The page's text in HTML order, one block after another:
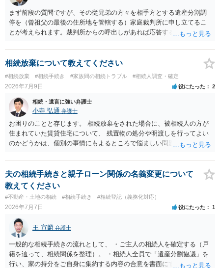
まず前段の質問ですが、その従兄弟の方々を相手方とする遺産分割調
停を（曾祖父の最後の住所地を管轄する）家庭裁判所に申し立てるこ
とが考えられます。裁判所からの呼出しがあれば応答する可能性がま
能と思われます。時間が思った以上にないので必要書類をてきぱきと
揃える必要があります。その点是非御注意ください。
相続放棄について教えてください
#相続放棄 #相続手続き #家族間の相続トラブル #相続人調査・確定
2026年7月9日 役にたった 2
相続・遺言に強い弁護士
小寺 弘通 弁護士
お困りのことと存じます。 相続放棄をされた場合に、被相続人の方が
住まれていた賃貸住宅について、 残置物の処分や明渡しを行ってよい
のかどうかは、個別の事情にもよるところで悩ましい問題です。 相続
場合、 「相続財産を処分」したと評価され、相続放棄が無効となるリ
スクが一応あるからです。 ただし、実際には、自宅内にめぼしい財産
がなく、滞納賃料が増え続けるのを止めるため、 解約をして鍵を返却
してしまうというケースもそれなりにあります。 また、お母様の通帳
や印鑑などは現に保管されているのであれば、 そのまま保管されてお
いた方が良いかと思います。 相続人全員が相続放棄された場合には、
相続財産清算人が選任される場合があり、 その場合には当該清算人に
引き継いでいただくことになります。 ちなみに前提として、お母様の
お姉さんがご存命である以上、 その子（甥、姪）にはそもそも相続権
は発生しないので、甥姪の方々は相続放棄は不要になると考えられま
す。 明確にお答えができずに申し訳ありませんが、以上ご参考にして
夫の相続手続きと親子ローン関係の名義変更について
教えてください
#不動産・土地の相続 #相続手続き #相続登記（義務化対応）
2026年7月7日 役にたった 1
王 宣麟 弁護士
一般的な相続手続きの流れとして、 ・ご主人の相続人を確定する（戸
籍を辿って、相続関係を整理）。 ・相続人全員で「遺産分割協議」を
行い、家の持分をご自身に集約する内容の合意を書面にする。 ・その